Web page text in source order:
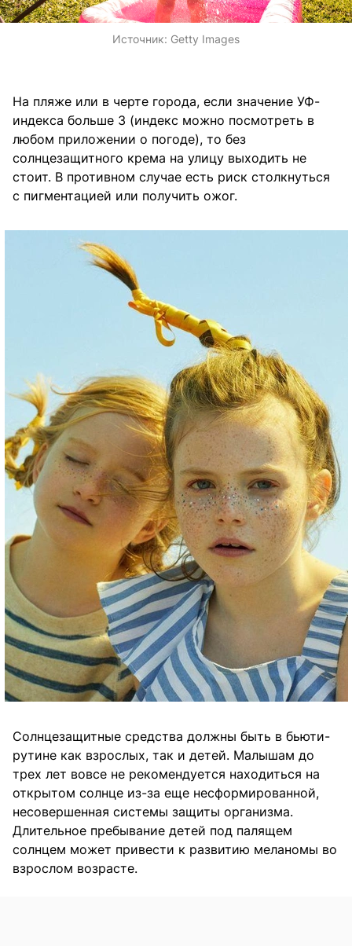
Источник: Getty Images
На пляже или в черте города, если значение УФ-
индекса больше 3 (индекс можно посмотреть в
любом приложении о погоде), то без
солнцезащитного крема на улицу выходить не
стоит. В противном случае есть риск столкнуться
с пигментацией или получить ожог.
Солнцезащитные средства должны быть в бьюти-
рутине как взрослых, так и детей. Малышам до
трех лет вовсе не рекомендуется находиться на
открытом солнце из-за еще несформированной,
несовершенная системы защиты организма.
Длительное пребывание детей под палящем
солнцем может привести к развитию меланомы во
взрослом возрасте.